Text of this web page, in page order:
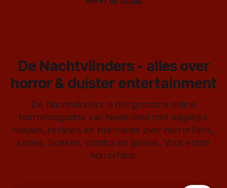
De Nachtvlinders - alles over
horror & duister entertainment
De Nachtvlinders is het grootste online
horrormagazine van Nederland met dagelijks
nieuws, reviews en interviews over horrorfilms,
series, boeken, comics en games. Voor echte
horrorfans.